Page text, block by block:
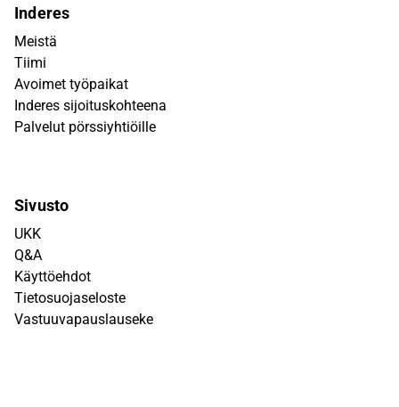
Inderes
Meistä
Tiimi
Avoimet työpaikat
Inderes sijoituskohteena
Palvelut pörssiyhtiöille
Sivusto
UKK
Q&A
Käyttöehdot
Tietosuojaseloste
Vastuuvapauslauseke